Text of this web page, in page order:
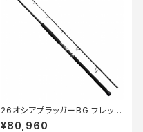
26オシアプラッガーBG フレック
スエナジー S710XH
¥80,960